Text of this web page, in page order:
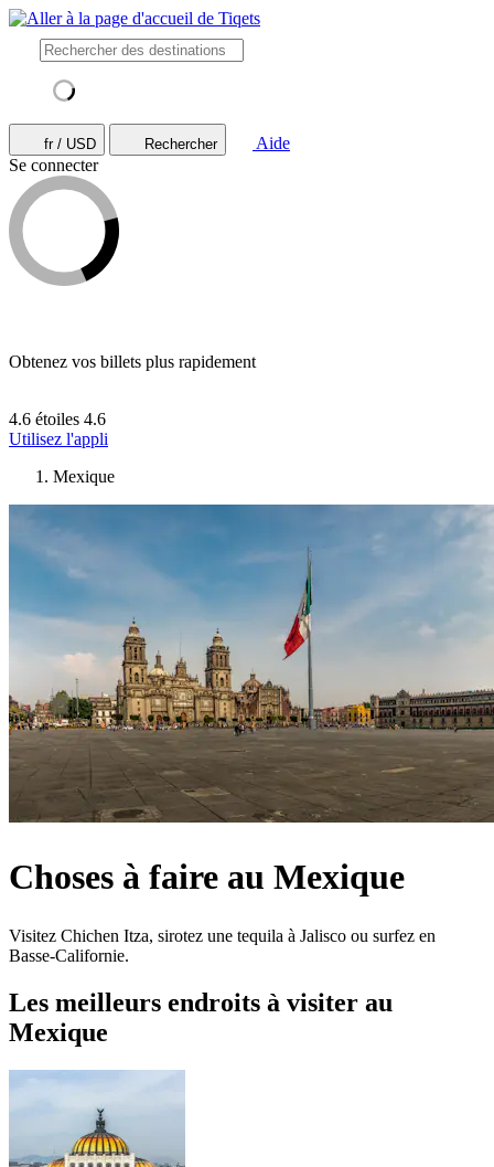
fr / USD Rechercher
Aide
Se connecter
Obtenez vos billets plus rapidement
4.6 étoiles 4.6
Utilisez l'appli
Mexique
Choses à faire au Mexique
Visitez Chichen Itza, sirotez une tequila à Jalisco ou surfez en
Basse-Californie.
Les meilleurs endroits à visiter au
Mexique